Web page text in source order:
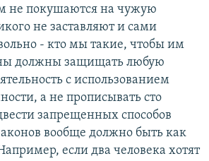
не покушаются на чужую
не заставляют и сами
- кто мы такие, чтобы им
должны защищать любую
с использованием
а не прописывать сто
запрещенных способов
вообще должно быть как
если два человека хотят